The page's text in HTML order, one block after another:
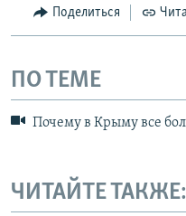
Поделиться
ПО ТЕМЕ
Почему в Крыму все
ЧИТАЙТЕ ТАКЖЕ: